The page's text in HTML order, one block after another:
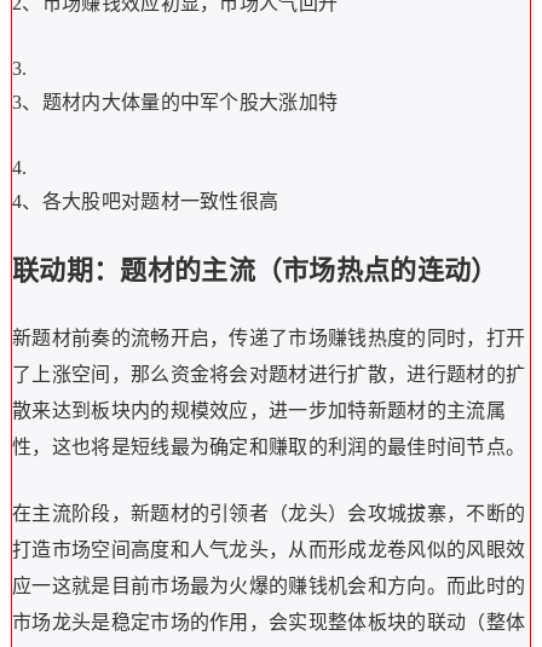
3、题材内大体量的中军个股大涨加特
4、各大股吧对题材一致性很高
联动期：题材的主流（市场热点的连动）
新题材前奏的流畅开启，传递了市场赚钱热度的同时，打开
了上涨空间，那么资金将会对题材进行扩散，进行题材的扩
散来达到板块内的规模效应，进一步加特新题材的主流属
性，这也将是短线最为确定和赚取的利润的最佳时间节点。
在主流阶段，新题材的引领者（龙头）会攻城拔寨，不断的
打造市场空间高度和人气龙头，从而形成龙卷风似的风眼效
应一这就是目前市场最为火爆的赚钱机会和方向。而此时的
市场龙头是稳定市场的作用，会实现整体板块的联动（整体